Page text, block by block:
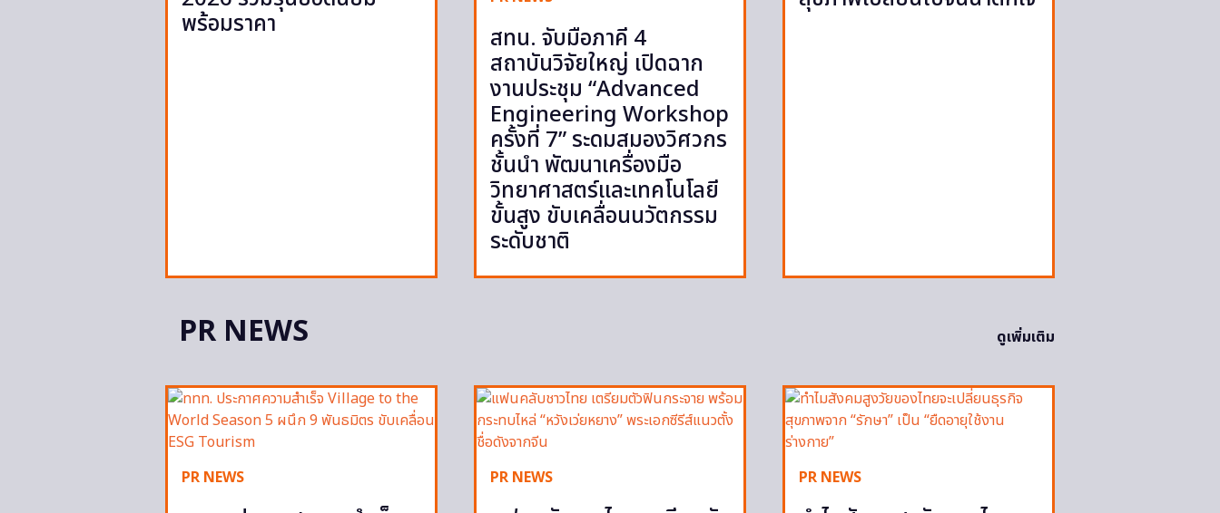
พร้อมราคา สทน. จับมือภาคี 4
สถาบันวิจัยใหญ่ เปิดฉาก
งานประชุม “Advanced
Engineering Workshop
ครั้งที่ 7” ระดมสมองวิศวกร
ชั้นนำ พัฒนาเครื่องมือ
วิทยาศาสตร์และเทคโนโลยี
ขั้นสูง ขับเคลื่อนนวัตกรรม
ระดับชาติ
PR NEWS ดูเพิ่มเติม
PR NEWS PR NEWS PR NEWS